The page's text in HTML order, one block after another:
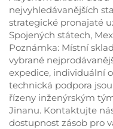
nejvyhledávanějších
strategické pronajaté
Spojených státech,
Poznámka: Místní
vybrané
expedice, individuální
technická podpora
řízeny inženýrským
Jinanu. Kontaktujte
dostupnost zásob pro